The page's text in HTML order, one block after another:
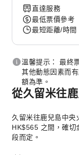
直達服務
最低票價參考
最短距離/時間
溫馨提示： 最終
其他動態因素而
額為準。
從久留米往
久留米往鹿兒島中央
HK$565 之間，確切
段而定。